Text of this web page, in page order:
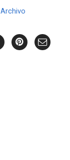
Archivo